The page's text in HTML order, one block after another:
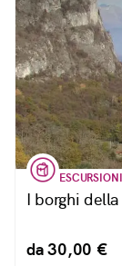
ESCURSIONI
I borghi
da 30,00 €